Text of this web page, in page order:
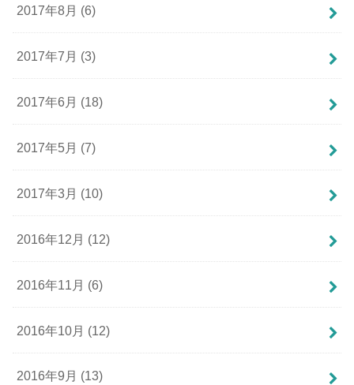
2017年8月 (6)
2017年7月 (3)
2017年6月 (18)
2017年5月 (7)
2017年3月 (10)
2016年12月 (12)
2016年11月 (6)
2016年10月 (12)
2016年9月 (13)